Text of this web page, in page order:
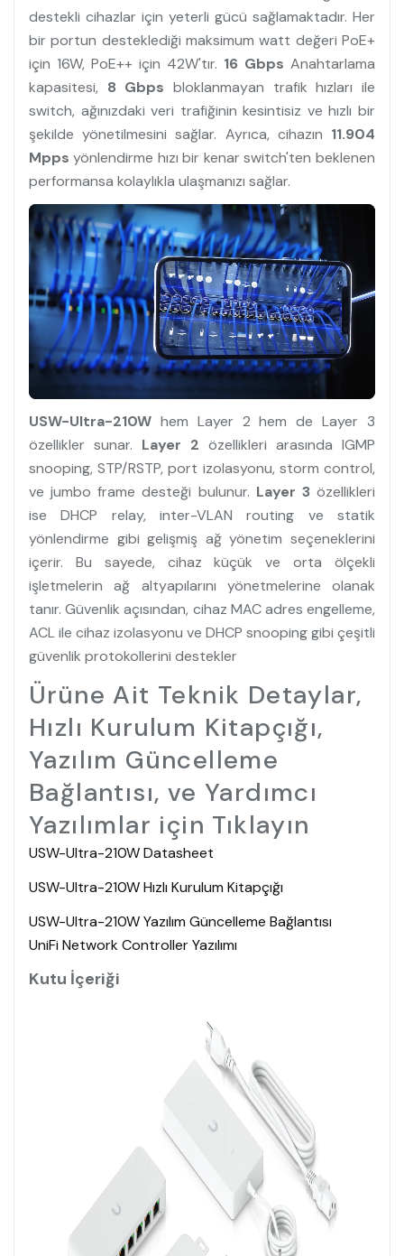
destekli cihazlar için yeterli gücü sağlamaktadır. Her
bir portun desteklediği maksimum watt değeri PoE+
için 16W, PoE++ için 42W'tır. 16 Gbps Anahtarlama
kapasitesi, 8 Gbpsbloklanmayan trafik hızları ile
switch, ağınızdaki veri trafiğinin kesintisiz ve hızlı bir
şekilde yönetilmesini sağlar. Ayrıca, cihazın 11.904
Mpps yönlendirme hızı bir kenar switch'ten beklenen
performansa kolaylıkla ulaşmanızı sağlar.
USW-Ultra-210W hem Layer 2 hem de Layer 3
özellikler sunar. Layer 2 özellikleri arasında IGMP
snooping, STP/RSTP, port izolasyonu, storm control,
ve jumbo frame desteği bulunur. Layer 3 özellikleri
ise DHCP relay, inter-VLAN routing ve statik
yönlendirme gibi gelişmiş ağ yönetim seçeneklerini
içerir. Bu sayede, cihaz küçük ve orta ölçekli
işletmelerin ağ altyapılarını yönetmelerine olanak
tanır. Güvenlik açısından, cihaz MAC adres engelleme,
ACL ile cihaz izolasyonu ve DHCP snooping gibi çeşitli
güvenlik protokollerini destekler
Ürüne Ait Teknik Detaylar,
Hızlı Kurulum Kitapçığı,
Yazılım Güncelleme
Bağlantısı, ve Yardımcı
Yazılımlar için Tıklayın
USW-Ultra-210W Datasheet
USW-Ultra-210W Hızlı Kurulum Kitapçığı
USW-Ultra-210W Yazılım Güncelleme Bağlantısı
UniFi Network Controller Yazılımı
Kutu İçeriği